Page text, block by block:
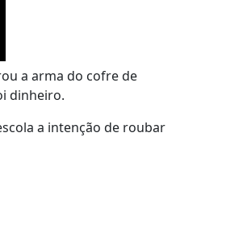
a arma do cofre de
dinheiro.
a intenção de roubar